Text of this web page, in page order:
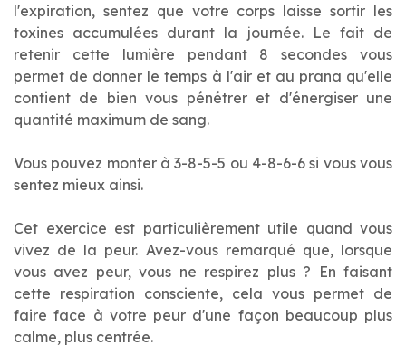
l'expiration, sentez que votre corps laisse sortir les
toxines accumulées durant la journée. Le fait de
retenir cette lumière pendant 8 secondes vous
permet de donner le temps à l'air et au prana qu'elle
contient de bien vous pénétrer et d'énergiser une
quantité maximum de sang.
Vous pouvez monter à 3-8-5-5 ou 4-8-6-6 si vous vous
sentez mieux ainsi.
Cet exercice est particulièrement utile quand vous
vivez de la peur. Avez-vous remarqué que, lorsque
vous avez peur, vous ne respirez plus ? En faisant
cette respiration consciente, cela vous permet de
faire face à votre peur d'une façon beaucoup plus
calme, plus centrée.